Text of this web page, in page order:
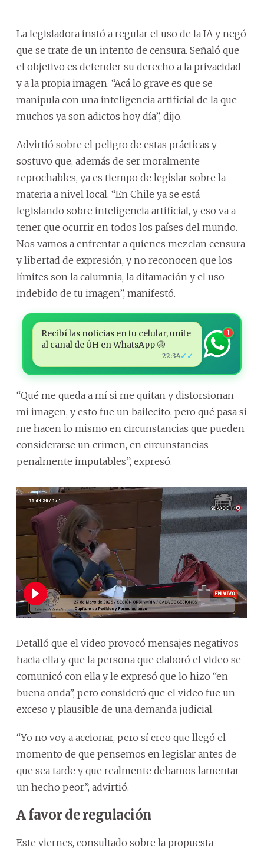
La legisladora instó a regular el uso de la IA y negó
que se trate de un intento de censura. Señaló que
el objetivo es defender su derecho a la privacidad
y a la propia imagen. “Acá lo grave es que se
manipula con una inteligencia artificial de la que
muchos ya son adictos hoy día”, dijo.
Advirtió sobre el peligro de estas prácticas y
sostuvo que, además de ser moralmente
reprochables, ya es tiempo de legislar sobre la
materia a nivel local. “En Chile ya se está
legislando sobre inteligencia artificial, y eso va a
tener que ocurrir en todos los países del mundo.
Nos vamos a enfrentar a quienes mezclan censura
y libertad de expresión, y no reconocen que los
límites son la calumnia, la difamación y el uso
indebido de tu imagen”, manifestó.
Recibí las noticias en tu celular, unite
al canal de ÚH en WhatsApp 🤩
22:34✓✓
1
“Qué me queda a mí si me quitan y distorsionan
mi imagen, y esto fue un bailecito, pero qué pasa si
me hacen lo mismo en circunstancias que pueden
considerarse un crimen, en circunstancias
penalmente imputables”, expresó.
Detalló que el video provocó mensajes negativos
hacia ella y que la persona que elaboró el video se
comunicó con ella y le expresó que lo hizo “en
buena onda”, pero consideró que el video fue un
exceso y plausible de una demanda judicial.
“Yo no voy a accionar, pero sí creo que llegó el
momento de que pensemos en legislar antes de
que sea tarde y que realmente debamos lamentar
un hecho peor”, advirtió.
A favor de regulación
Este viernes, consultado sobre la propuesta